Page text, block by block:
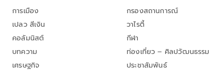
การเมือง
เปลว สีเงิน
คอลัมนิสต์
บทความ
เศรษฐกิจ
กรองสถานการณ์
วาไรตี้
กีฬา
ท่องเที่ยว – ศิลปวัฒนธรรม
ประชาสัมพันธ์